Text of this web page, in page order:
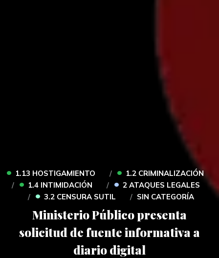
• 1.13 HOSTIGAMIENTO • 1.2 CRIMINALIZACIÓN
• 1.4 INTIMIDACIÓN • 2 ATAQUES LEGALES
• 3.2 CENSURA SUTIL SIN CATEGORÍA
Ministerio Público presenta
solicitud de fuente informativa a
diario digital